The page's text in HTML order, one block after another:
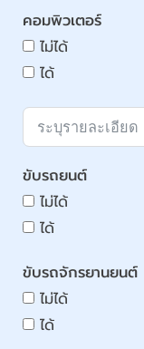
คอมพิวเตอร์
ไม่ได้
ได้
ขับรถยนต์
ไม่ได้
ได้
ขับรถจักรยานยนต์
ไม่ได้
ได้